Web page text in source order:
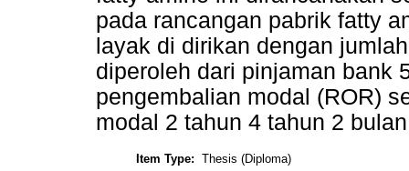
pada rancangan pabrik fatty
layak di dirikan dengan
diperoleh dari pinjaman bank
pengembalian modal (ROR)
modal 2 tahun 4 tahun 2
Item Type: Thesis (Diploma)